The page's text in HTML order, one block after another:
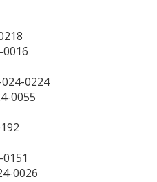
0224
0055
0026